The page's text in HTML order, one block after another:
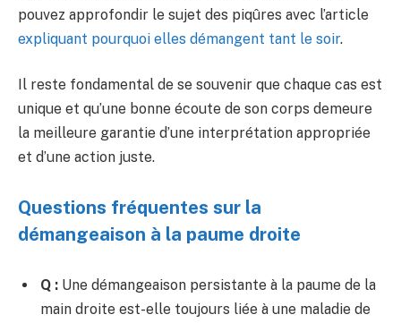
pouvez approfondir le sujet des piqûres avec l’article
expliquant pourquoi elles démangent tant le soir.
Il reste fondamental de se souvenir que chaque cas est
unique et qu’une bonne écoute de son corps demeure
la meilleure garantie d’une interprétation appropriée
et d’une action juste.
Questions fréquentes sur la
démangeaison à la paume droite
Q : Une démangeaison persistante à la paume de la
main droite est-elle toujours liée à une maladie de